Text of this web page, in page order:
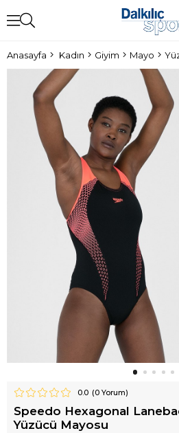
Anasayfa Kadın Giyim Mayo
0.0 (0Yorum)
Speedo Hexagonal
Yüzücü Mayosu